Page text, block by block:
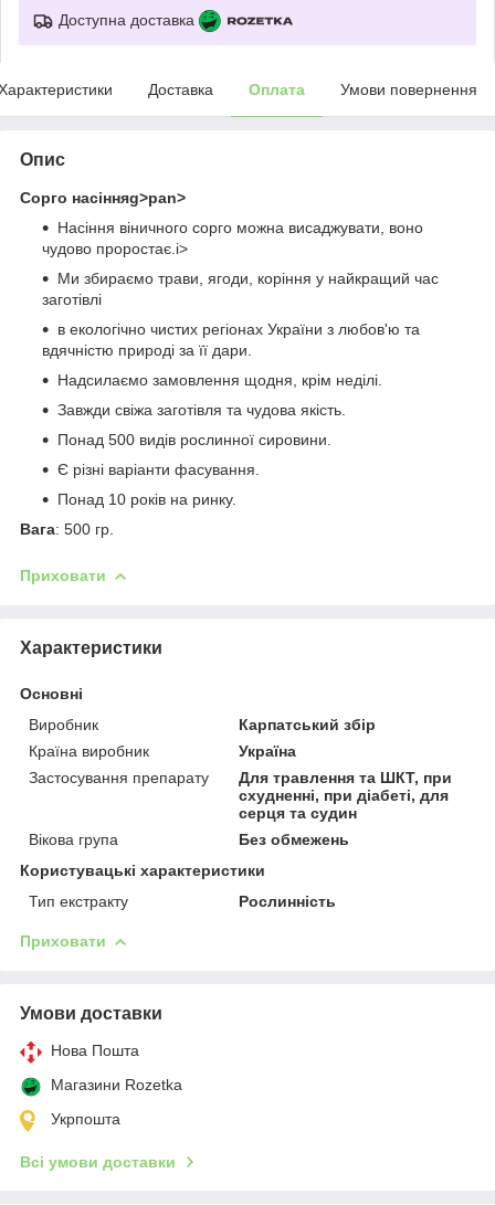
Доступна доставка
Доставка Оплата Умови повернення
Опис
Сорго насінняg>pan>
Насіння віничного сорго можна висаджувати, воно
чудово проростає.i>
Ми збираємо трави, ягоди, коріння у найкращий час
заготівлі
в екологічно чистих регіонах України з любов'ю та
вдячністю природі за її дари.
Надсилаємо замовлення щодня, крім неділі.
Завжди свіжа заготівля та чудова якість.
Понад 500 видів рослинної сировини.
Є різні варіанти фасування.
Понад 10 років на ринку.
Вага: 500 гр.
Приховати
Характеристики
Основні
Виробник
Карпатський збір
Країна виробник
Україна
Застосування препарату
Для травлення та ШКТ, при
схудненні, при діабеті, для
серця та судин
Вікова група
Без обмежень
Користувацькі характеристики
Тип екстракту
Рослинність
Приховати
Умови доставки
Нова Пошта
Магазини Rozetka
Укрпошта
Всі умови доставки